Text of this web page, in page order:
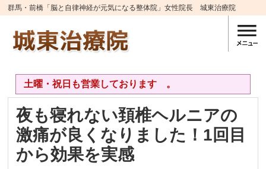
群馬・前橋「脳と自律神経が元気になる整体院」女性院長 城東治療院
土曜・祝日も営業しております 。
夜も寝れない頚椎ヘルニアの
激痛が良くなりました！1回目
から効果を実感